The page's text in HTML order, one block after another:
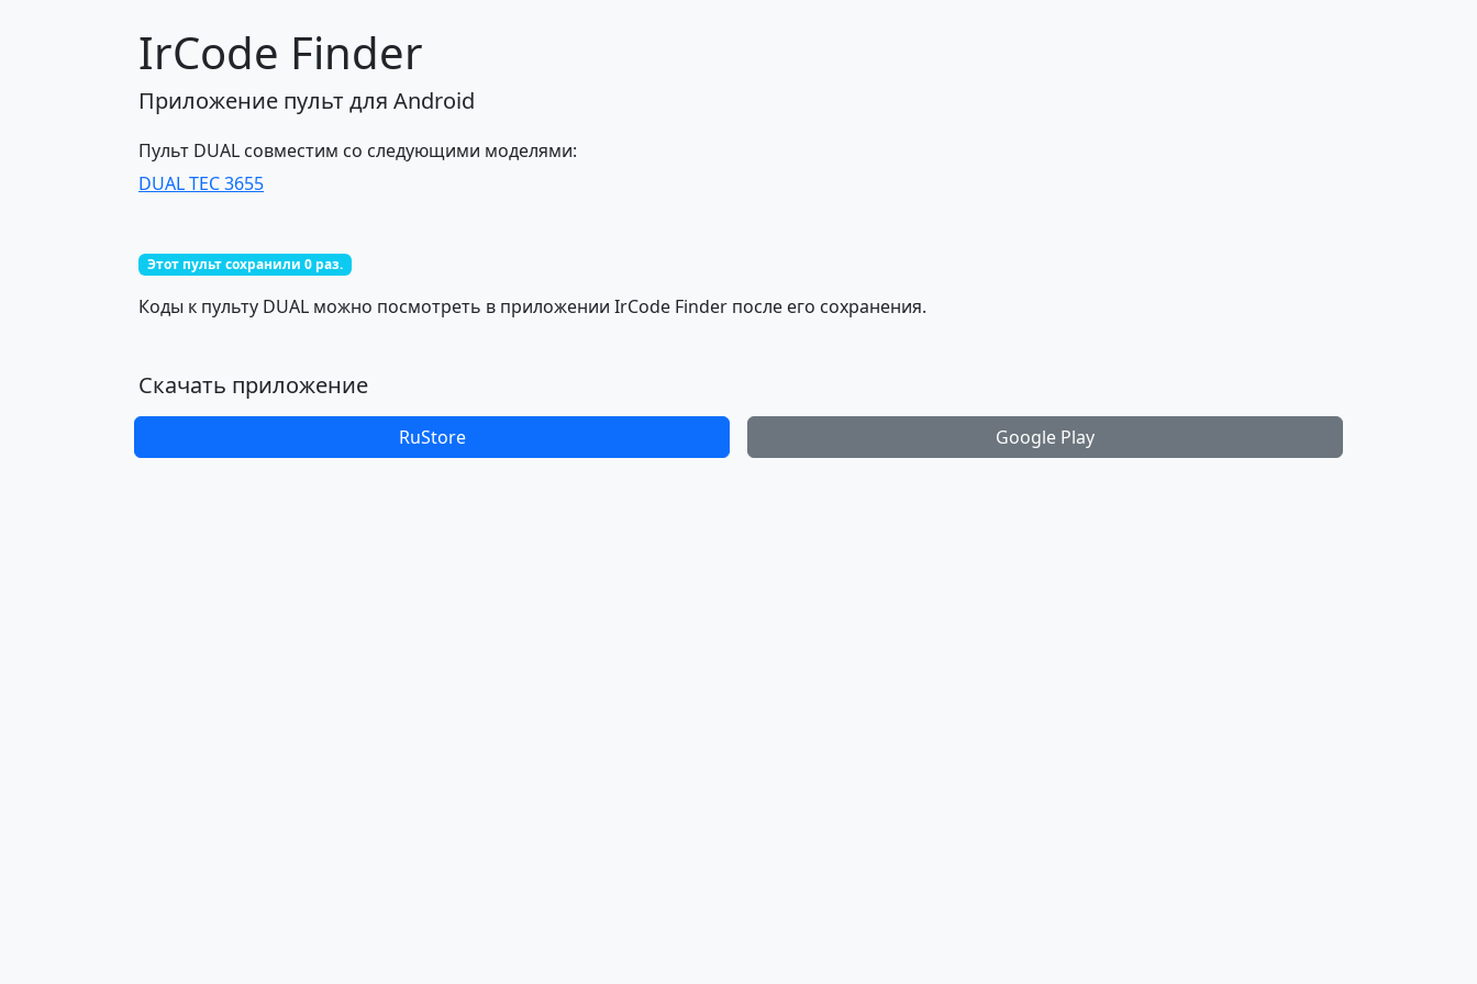
IrCode Finder
Приложение пульт для Android
Пульт DUAL совместим со следующими моделями:
DUAL TEC 3655
Этот пульт сохранили 0 раз.
Коды к пульту DUAL можно посмотреть в приложении IrCode Finder после его сохранения.
Скачать приложение
RuStore Google Play